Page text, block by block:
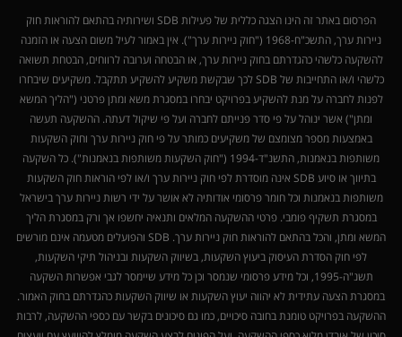
הפרסום באתר זה הינו הצגה כללית של פעילות SDB ושירותיה בהתאם להוראות חוק
ניירות ערך, התשכ"ח-1968 ("חוק ניירות ערך"). אין באמור לעיל משום הצעה או הזמנה
להשקעה כלשהי כהגדרתם בחוק ניירות ערך, או הבטחה וערובה לרווחים, הבטחת תשואה
כלשהי ו/או התחייבות של SDB לכך שבקשת משקיע להשקיע תתקבל. משקיעים שיבחרו
לפנות לחברה על מנת להשקיע בפרויקט יבחרו במסגרת משא ומתן פרטני ("הליך המשא
ומתן") אשר ינוהל על פי סדר פנייתם לחברה ועל פי שיקול דעתה. ההשקעה תעשה
באמצעות מספר מצומצם של משקיעים כמותר על פי חוק ניירות ערך וחוק השקעות
משותפות בנאמנות, התשנ"ד-1994 ("חוק השקעות משותפות בנאמנות"). כל השקעה
בתיווך או סיוע SDB אינה מוסדרת לפי חוק ניירות ערך ו/או לפי הוראות חוק השקעות
משותפות בנאמנות וכל חומר פרסומי אודותיה לא אושר על ידי רשות ניירות ערך בישראל
במסגרת תשקיף פומבי. פרטי ההשקעה המלאים ותנאיה יחשפו אך ורק במסגרת הליך
המשא ומתן, והכל בהתאם להוראות חוק ניירות ערך. SDB והפועלים מטעמה אינם מורשים
לפי חוק הסדרת העיסוק ביעוץ השקעות, בשיווק השקעות ובניהול תיקי השקעות,
תשנ"ה-1995, וכל מידע פרסומי שנמסר וכן כל מידע שיימסר לגבי אפשרות השקעה
במסגרת הצעה עתידית לא יהווה יעוץ השקעות או שיווק השקעות כהגדרתם בחוק האמור.
ההשקעה בפרויקט טומנת בחובה סיכויים, כמו גם סיכונים בקשר עם כספי ההשקעה, לרבות